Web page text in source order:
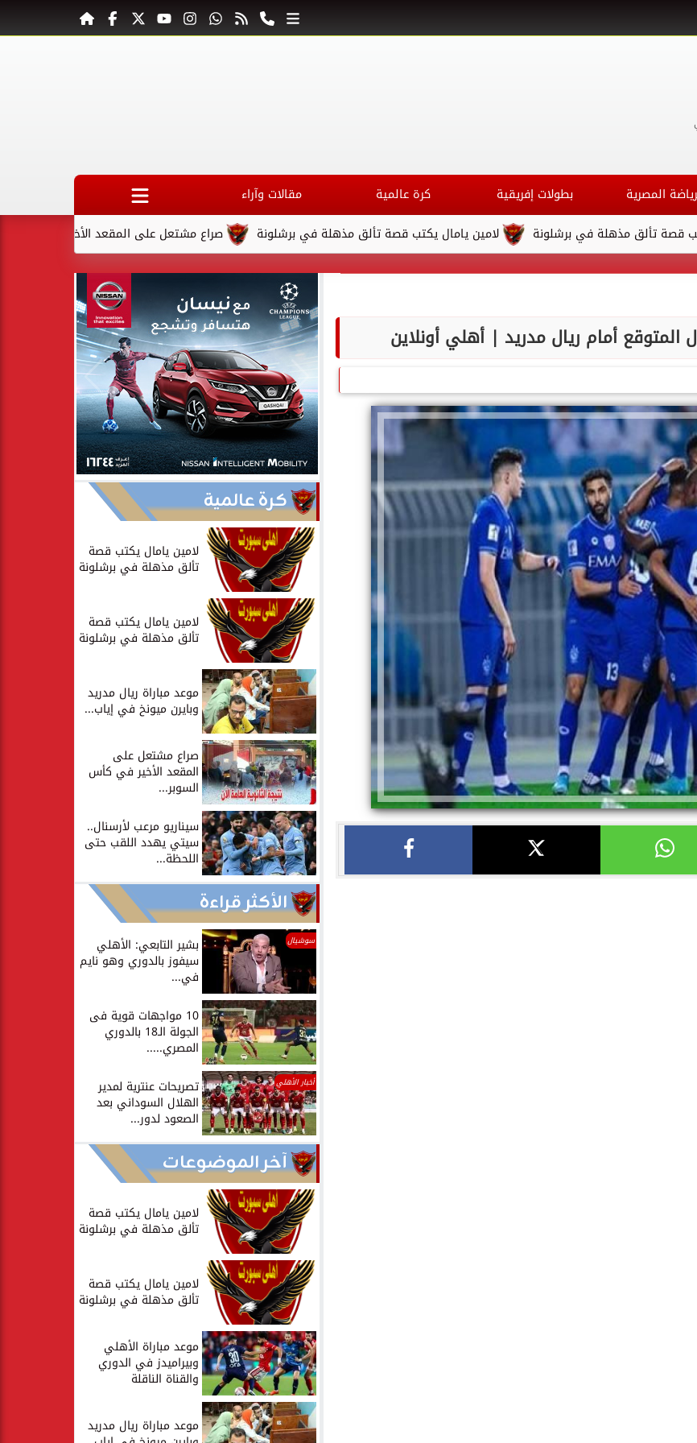
المصرية بطولات إفريقية كرة عالمية
مقالات وآراء
صراع مشتعل على المقعد الأخير في كأس السوبر
لامين يامال يكتب قصة تألق مذهلة في برشلونة مذهلة في برشلونة
أمام ريال مدريد | أهلي أونلاين
كرة عالمية
لامين يامال يكتب قصة
تألق مذهلة في برشلونة
لامين يامال يكتب قصة
تألق مذهلة في برشلونة
موعد مباراة ريال مدريد
وبايرن ميونخ في إياب...
صراع مشتعل على
المقعد الأخير في كأس
السوبر...
سيناريو مرعب لأرسنال..
سيتي يهدد اللقب حتى
اللحظة...
الأكثر قراءة
سوشيال بشير التابعي: الأهلي
سيفوز بالدوري وهو نايم
في...
10 مواجهات قوية فى
الجولة الـ18 بالدوري
المصري.....
أخبار الأهلي تصريحات عنترية لمدير
الهلال السوداني بعد
الصعود لدور...
آخر الموضوعات
لامين يامال يكتب قصة
تألق مذهلة في برشلونة
لامين يامال يكتب قصة
تألق مذهلة في برشلونة
موعد مباراة الأهلي
وبيراميدز في الدوري
والقناة الناقلة
موعد مباراة ريال مدريد